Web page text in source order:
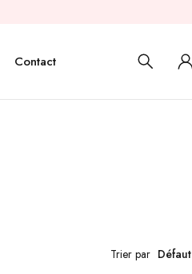
Contact
Trier par Défaut